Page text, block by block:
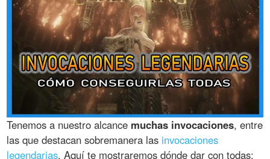
Tenemos a nuestro alcance muchas invocaciones, entre
las que destacan sobremanera las invocaciones
legendarias. Aquí te mostraremos dónde dar con todas: